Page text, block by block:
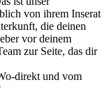
von ihrem Inserat
die deinen
vor deinem
zur Seite, das dir
direkt und vom